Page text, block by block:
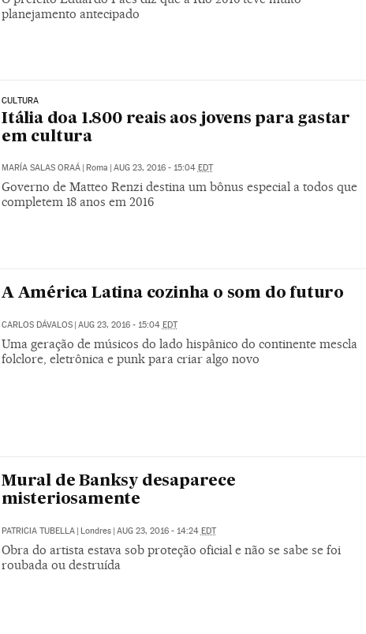
planejamento antecipado
CULTURA
Itália doa 1.800 reais aos jovens para gastar
em cultura
MARÍA SALAS ORAÁ Roma AUG 23, 2016 - 15:04 EDT
Governo de Matteo Renzi destina um bônus especial a todos que
completem 18 anos em 2016
A América Latina cozinha o som do futuro
CARLOS DÁVALOS AUG 23, 2016 - 15:04 EDT
Uma geração de músicos do lado hispânico do continente mescla
folclore, eletrônica e punk para criar algo novo
Mural de Banksy desaparece
misteriosamente
PATRICIA TUBELLA | Londres | AUG 23, 2016 - 14:24 EDT
Obra do artista estava sob proteção oficial e não se sabe se foi
roubada ou destruída